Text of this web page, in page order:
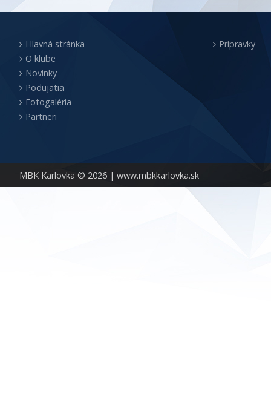
MBK Karlovka © 2026 | www.mbkkarlovka.sk
Hlavná stránka
O klube
Novinky
Podujatia
Fotogaléria
Partneri
Prípravky